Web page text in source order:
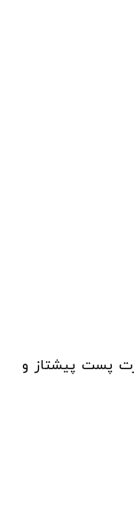
پست پیشتاز و